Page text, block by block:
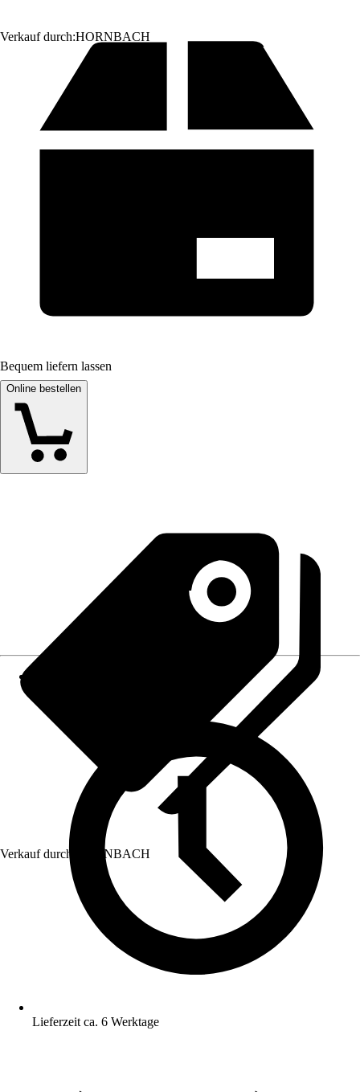
Verkauf durch:HORNBACH
Bequem liefern lassen
Online bestellen
Verkauf durch: HORNBACH
Lieferzeit ca. 6 Werktage